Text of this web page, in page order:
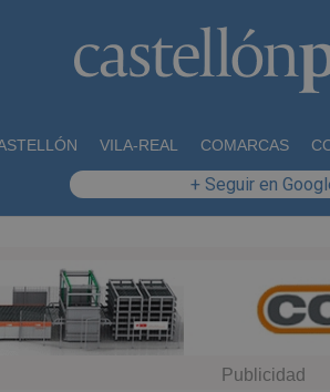
VILA-REAL COMARCAS
+ Seguir en